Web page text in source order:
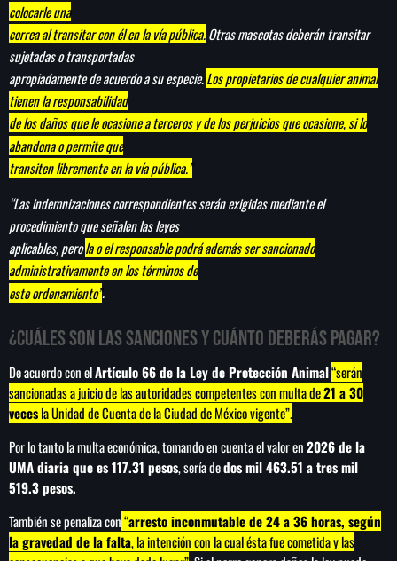
NOTAS
Sheinbaum abre la puerta al fracking y
matiza promesa de campaña
Irán anuncia que el acuerdo con Omán para
gestionar el estrecho de Ormuz está en su
‘fase final de revisión’
Murió Jorge Messi, padre de Lionel, a los 68
años
colocarle una
correa al transitar con él en la vía pública.Otras mascotas deberán transitar
sujetadas o transportadas
apropiadamente de acuerdo a su especie.Los propietarios de cualquier animal
tienen la responsabilidad
de los daños que le ocasione a terceros y de los perjuicios que ocasione, si lo
abandona o permite que
transiten libremente en la vía pública.”
“Las indemnizaciones correspondientes serán exigidas mediante el
procedimiento que señalen las leyes
aplicables, perola o el responsable podrá además ser sancionado
administrativamente en los términos de
este ordenamiento”.
¿Cuáles son las sanciones y cuánto deberás pagar?
De acuerdo con elArtículo 66 de la Ley de Protección Animal“serán
sancionadas a juicio de las autoridades competentes con multa de21 a 30
vecesla Unidad de Cuenta de la Ciudad de México vigente”.
Por lo tanto la multa económica, tomando en cuenta el valor en2026 de la
UMA diaria que es 117.31 pesos, sería dedos mil 463.51 a tres mil
519.3 pesos.
También se penaliza con“arresto inconmutable de 24 a 36 horas, según
la gravedad de la falta, la intención con la cual ésta fue cometida y las